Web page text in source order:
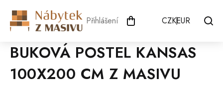
obsah
Přihlášení CZKEUR
BUKOVÁ POSTEL KANSAS
100X200 CM Z MASIVU